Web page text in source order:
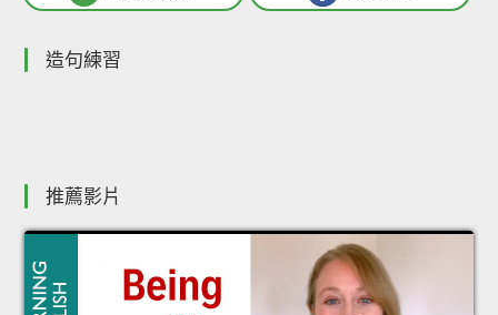
造句練習
推薦影片